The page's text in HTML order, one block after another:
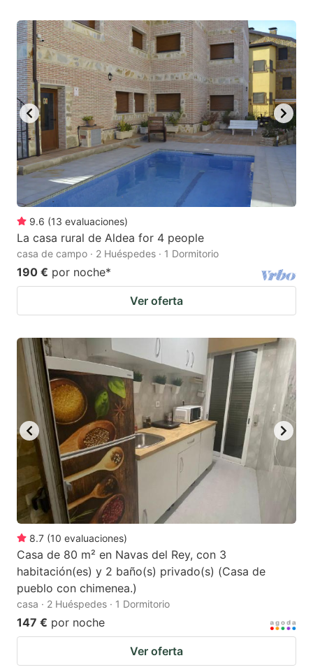
9.6 (13 evaluaciones)
La casa rural de Aldea for 4 people
casa de campo · 2 Huéspedes · 1 Dormitorio
190 € por noche*
Ver oferta
8.7 (10 evaluaciones)
Casa de 80 m² en Navas del Rey, con 3
habitación(es) y 2 baño(s) privado(s) (Casa de
pueblo con chimenea.)
casa · 2 Huéspedes · 1 Dormitorio
147 € por noche
Ver oferta